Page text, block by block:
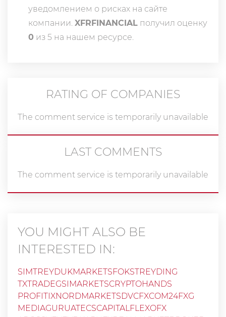
уведомлением о рисках на сайте
компании. XFRFINANCIAL получил оценку
0 из 5 на нашем ресурсе.
RATING OF COMPANIES
The comment service is temporarily unavailable
LAST COMMENTS
The comment service is temporarily unavailable
YOU MIGHT ALSO BE
INTERESTED IN:
SIMTREYDUKMARKETSFOKSTREYDING
TXTRADEGSIMARKETSCRYPTOHANDS
PROFITIXNORDMARKETSDVCFXCOM24FXG
MEDIAGURUATECSCAPITALFLEXOFX